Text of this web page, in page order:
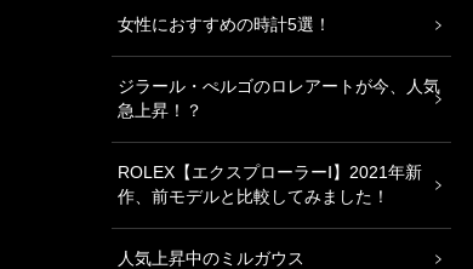
女性におすすめの時計5選！
ジラール・ぺルゴのロレアートが今、人気
急上昇！？
ROLEX【エクスプローラーⅠ】2021年新
作、前モデルと比較してみました！
人気上昇中のミルガウス